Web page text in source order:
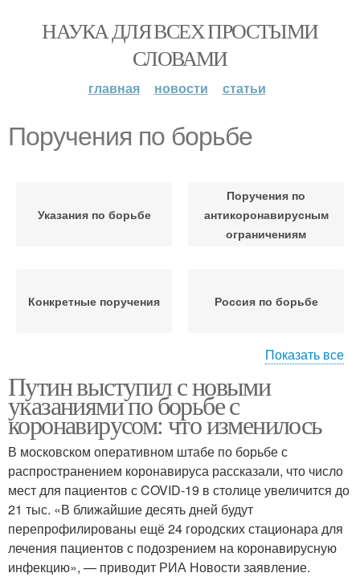
НАУКА ДЛЯ ВСЕХ ПРОСТЫМИ
СЛОВАМИ
главная новости статьи
Поручения по борьбе
Указания по борьбе
Поручения по
антикоронавирусным
ограничениям
Конкретные поручения Россия по борьбе
Новые поручения
Поручения по
антикоронавирусным
Показать все
Путин выступил с новыми
указаниями по борьбе с
коронавирусом: что изменилось
В московском оперативном штабе по борьбе с
распространением коронавируса рассказали, что число
мест для пациентов с COVID-19 в столице увеличится до
21 тыс. «В ближайшие десять дней будут
перепрофилированы ещё 24 городских стационара для
лечения пациентов с подозрением на коронавирусную
инфекцию», — приводит РИА Новости заявление.